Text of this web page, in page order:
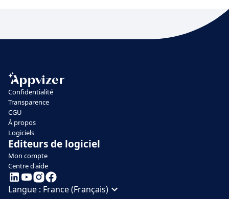
Confidentialité
Transparence
CGU
À propos
Logiciels
Editeurs de logiciel
Mon compte
Centre d'aide
Langue : France (Français)